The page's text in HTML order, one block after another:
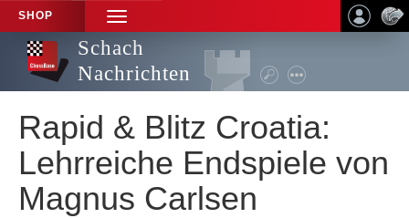
SHOP
TOGGLE
NAVIGATION
Schach
Nachrichten
Rapid & Blitz Croatia:
Lehrreiche Endspiele von
Magnus Carlsen